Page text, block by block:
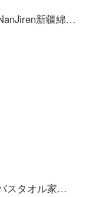
南極人NanJiren新疆綿大バスタオル+タオル2枚に綿を入れて柔らかく吸水します。男女バスタオルを厚くして、タオルタオルのフェイスタオルを組み合わせて70*140 cmを入れます。
艾維楽バスタオル家庭用の女性はサンゴの絨毯を巻いて吸水速度が乾いてしまいます。タオル学生寮のバススカートの二点セットのピンクの綿花の平均サイズ（85*150 CM）